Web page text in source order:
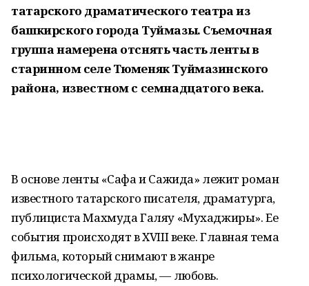
татарского драматического театра из
башкирского города Туймазы. Съемочная
группа намерена отснять часть ленты в
старинном селе Тюменяк Туймазинского
района, известном с семнадцатого века.
В основе ленты «Сафа и Сажида» лежит роман
известного татарского писателя, драматурга,
публициста Махмуда Галяу «Мухаджиры». Ее
события происходят в XVIII веке. Главная тема
фильма, который снимают в жанре
психологической драмы, — любовь.